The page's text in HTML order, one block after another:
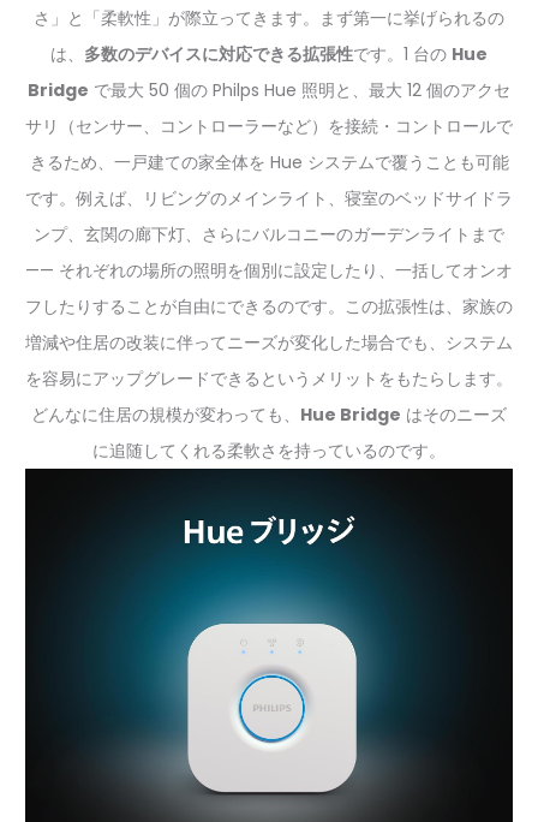
さ」と「柔軟性」が際立ってきます。まず第一に挙げられるの
は、 多数のデバイスに対応できる拡張性です。1 台の Hue
Bridge で最大 50 個の Philps Hue 照明と、最大 12 個のアクセ
サリ（センサー、コントローラーなど）を接続・コントロールで
きるため、一戸建ての家全体を Hue システムで覆うことも可能
です。例えば、リビングのメインライト、寝室のベッドサイドラ
ンプ、玄関の廊下灯、さらにバルコニーのガーデンライトまで
—— それぞれの場所の照明を個別に設定したり、一括してオンオ
フしたりすることが自由にできるのです。この拡張性は、家族の
増減や住居の改装に伴ってニーズが変化した場合でも、システム
を容易にアップグレードできるというメリットをもたらします。
どんなに住居の規模が変わっても、 Hue Bridge はそのニーズ
に追随してくれる柔軟さを持っているのです。